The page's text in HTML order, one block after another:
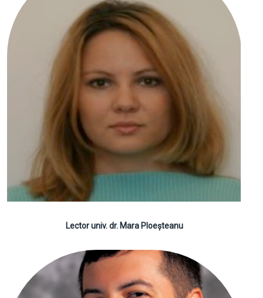
Lector univ. dr. Mara Ploeșteanu